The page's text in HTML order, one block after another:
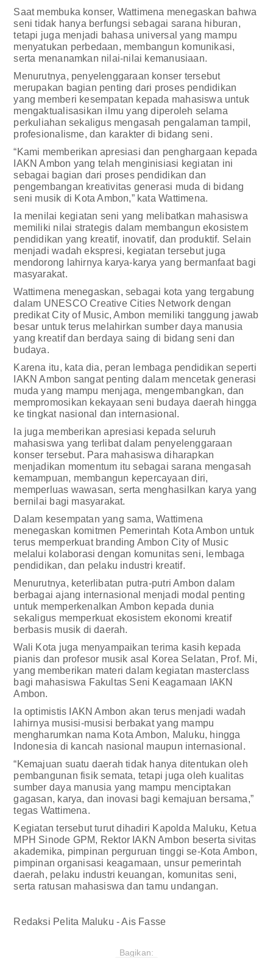
Saat membuka konser, Wattimena menegaskan bahwa
seni tidak hanya berfungsi sebagai sarana hiburan,
tetapi juga menjadi bahasa universal yang mampu
menyatukan perbedaan, membangun komunikasi,
serta menanamkan nilai-nilai kemanusiaan.
Menurutnya, penyelenggaraan konser tersebut
merupakan bagian penting dari proses pendidikan
yang memberi kesempatan kepada mahasiswa untuk
mengaktualisasikan ilmu yang diperoleh selama
perkuliahan sekaligus mengasah pengalaman tampil,
profesionalisme, dan karakter di bidang seni.
“Kami memberikan apresiasi dan penghargaan kepada
IAKN Ambon yang telah menginisiasi kegiatan ini
sebagai bagian dari proses pendidikan dan
pengembangan kreativitas generasi muda di bidang
seni musik di Kota Ambon,” kata Wattimena.
Ia menilai kegiatan seni yang melibatkan mahasiswa
memiliki nilai strategis dalam membangun ekosistem
pendidikan yang kreatif, inovatif, dan produktif. Selain
menjadi wadah ekspresi, kegiatan tersebut juga
mendorong lahirnya karya-karya yang bermanfaat bagi
masyarakat.
Wattimena menegaskan, sebagai kota yang tergabung
dalam UNESCO Creative Cities Network dengan
predikat City of Music, Ambon memiliki tanggung jawab
besar untuk terus melahirkan sumber daya manusia
yang kreatif dan berdaya saing di bidang seni dan
budaya.
Karena itu, kata dia, peran lembaga pendidikan seperti
IAKN Ambon sangat penting dalam mencetak generasi
muda yang mampu menjaga, mengembangkan, dan
mempromosikan kekayaan seni budaya daerah hingga
ke tingkat nasional dan internasional.
Ia juga memberikan apresiasi kepada seluruh
mahasiswa yang terlibat dalam penyelenggaraan
konser tersebut. Para mahasiswa diharapkan
menjadikan momentum itu sebagai sarana mengasah
kemampuan, membangun kepercayaan diri,
memperluas wawasan, serta menghasilkan karya yang
bernilai bagi masyarakat.
Dalam kesempatan yang sama, Wattimena
menegaskan komitmen Pemerintah Kota Ambon untuk
terus memperkuat branding Ambon City of Music
melalui kolaborasi dengan komunitas seni, lembaga
pendidikan, dan pelaku industri kreatif.
Menurutnya, keterlibatan putra-putri Ambon dalam
berbagai ajang internasional menjadi modal penting
untuk memperkenalkan Ambon kepada dunia
sekaligus memperkuat ekosistem ekonomi kreatif
berbasis musik di daerah.
Wali Kota juga menyampaikan terima kasih kepada
pianis dan profesor musik asal Korea Selatan, Prof. Mi,
yang memberikan materi dalam kegiatan masterclass
bagi mahasiswa Fakultas Seni Keagamaan IAKN
Ambon.
Ia optimistis IAKN Ambon akan terus menjadi wadah
lahirnya musisi-musisi berbakat yang mampu
mengharumkan nama Kota Ambon, Maluku, hingga
Indonesia di kancah nasional maupun internasional.
“Kemajuan suatu daerah tidak hanya ditentukan oleh
pembangunan fisik semata, tetapi juga oleh kualitas
sumber daya manusia yang mampu menciptakan
gagasan, karya, dan inovasi bagi kemajuan bersama,”
tegas Wattimena.
Kegiatan tersebut turut dihadiri Kapolda Maluku, Ketua
MPH Sinode GPM, Rektor IAKN Ambon beserta sivitas
akademika, pimpinan perguruan tinggi se-Kota Ambon,
pimpinan organisasi keagamaan, unsur pemerintah
daerah, pelaku industri keuangan, komunitas seni,
serta ratusan mahasiswa dan tamu undangan.
Redaksi Pelita Maluku - Ais Fasse
Bagikan: